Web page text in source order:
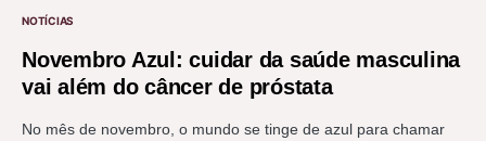
NOTÍCIAS
Novembro Azul: cuidar da saúde masculina
vai além do câncer de próstata
No mês de novembro, o mundo se tinge de azul para chamar